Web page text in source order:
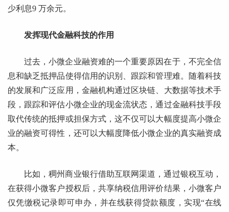
少利息9 万余元。
发挥现代金融科技的作用
过去，小微企业融资难的一个重要原因在于，不完全信
息和缺乏抵押品使得信用的识别、跟踪和管理难。随着科技
的发展和广泛应用，金融机构通过区块链、大数据等技术手
段，跟踪和评估小微企业的现金流状态，通过金融科技手段
取代传统的抵押或担保方式，这不仅可以大幅度提高小微企
业的融资可得性，还可以大幅度降低小微企业的真实融资成
本。
比如，稠州商业银行借助互联网渠道，通过银税互动，
在获得小微客户授权后，共享纳税信用评价结果，小微客户
仅凭缴税记录即可申办，并在线获得贷款额度，实现“在线